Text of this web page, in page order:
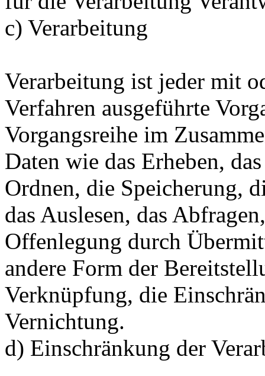
c) Verarbeitung
Verarbeitung ist jeder mit
Verfahren ausgeführte
Vorgangsreihe im
Daten wie das Erheben,
Ordnen, die Speicherung,
das Auslesen, das
Offenlegung durch
andere Form der
Verknüpfung, die
Vernichtung.
d) Einschränkung der